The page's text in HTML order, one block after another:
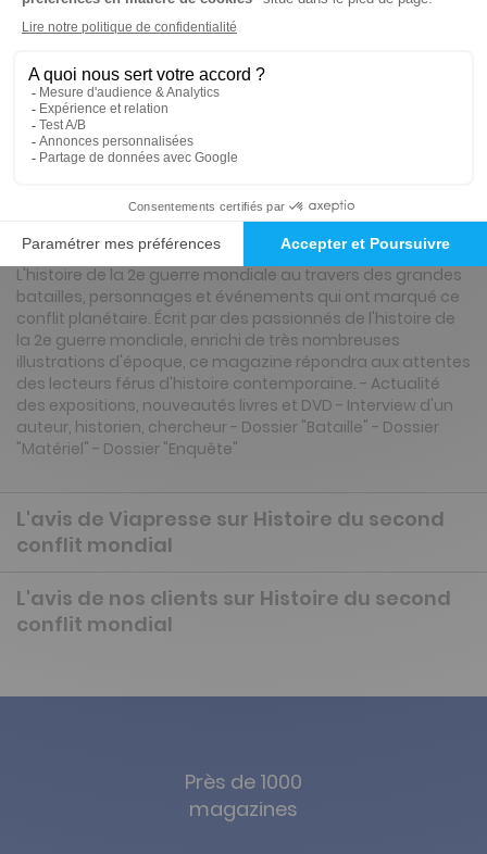
76€42 Tarif Kiosque :
Tarif France métropolitaine
Renouvellement à date d’anniversaire
second conflit mondial
L'histoire de la 2e guerre mondiale au travers des grandes
batailles, personnages et événements qui ont marqué ce
conflit planétaire. Écrit par des passionnés de l'histoire de
la 2e guerre mondiale, enrichi de très nombreuses
illustrations d'époque, ce magazine répondra aux attentes
des lecteurs férus d'histoire contemporaine. - Actualité
des expositions, nouveautés livres et DVD - Interview d'un
auteur, historien, chercheur - Dossier "Bataille" - Dossier
"Matériel" - Dossier "Enquête"
L'avis de Viapresse sur Histoire du second
conflit mondial
L'avis de nos clients sur Histoire du second
conflit mondial
Près de 1000
magazines